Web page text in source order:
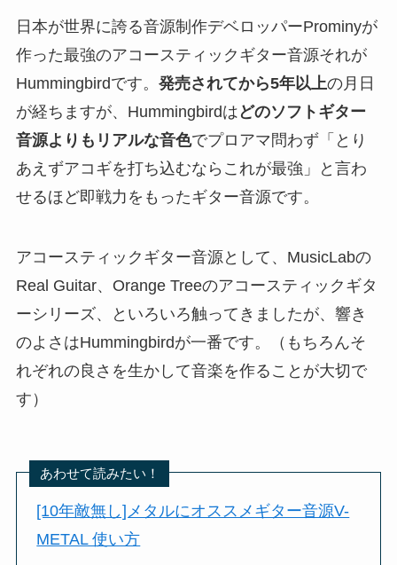
日本が世界に誇る音源制作デベロッパーProminyが
作った最強のアコースティックギター音源それが
Hummingbirdです。 発売されてから5年以上の月日
が経ちますが、Hummingbirdは どのソフトギター
音源よりもリアルな音色でプロアマ問わず「とり
あえずアコギを打ち込むならこれが最強」と言わ
せるほど即戦力をもったギター音源です。
アコースティックギター音源として、MusicLabの
Real Guitar、Orange Treeのアコースティックギタ
ーシリーズ、といろいろ触ってきましたが、響き
のよさはHummingbirdが一番です。（もちろんそ
れぞれの良さを生かして音楽を作ることが大切で
す）
あわせて読みたい！
[10年敵無し]メタルにオススメギター音源V-
METAL 使い方